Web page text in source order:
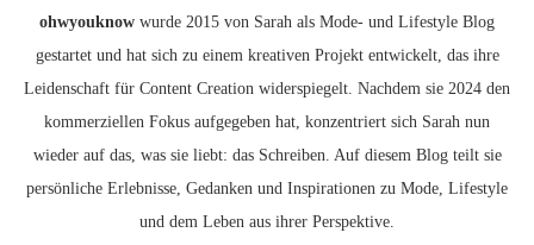
ohwyouknow wurde 2015 von Sarah als Mode- und Lifestyle Blog
gestartet und hat sich zu einem kreativen Projekt entwickelt, das ihre
Leidenschaft für Content Creation widerspiegelt. Nachdem sie 2024 den
kommerziellen Fokus aufgegeben hat, konzentriert sich Sarah nun
wieder auf das, was sie liebt: das Schreiben. Auf diesem Blog teilt sie
persönliche Erlebnisse, Gedanken und Inspirationen zu Mode, Lifestyle
und dem Leben aus ihrer Perspektive.